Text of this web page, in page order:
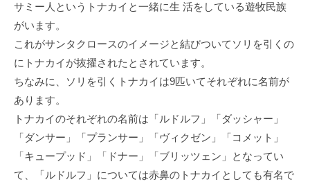
サミー人というトナカイと一緒に生 活をしている遊牧民族
がいます。
これがサンタクロースのイメージと結びついてソリを引くの
にトナカイが抜擢されたとされています。
ちなみに、ソリを引くトナカイは9匹いてそれぞれに名前が
あります。
トナカイのそれぞれの名前は「ルドルフ」「ダッシャー」
「ダンサー」「プランサー」「ヴィクゼン」「コメット」
「キュープッド」「ドナー」「ブリッツェン」となってい
て、「ルドルフ」については赤鼻のトナカイとしても有名で